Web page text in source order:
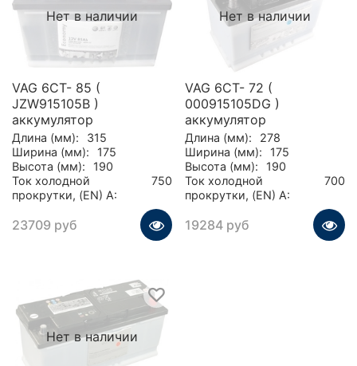
Нет в наличии
VAG 6CT- 85 (
JZW915105B )
аккумулятор
Длина (мм):
315
Ширина (мм):
175
Высота (мм):
190
Ток холодной
прокрутки, (EN) А:
750
23709 руб
Нет в наличии
VAG 6CT- 72 (
000915105DG )
аккумулятор
Длина (мм):
278
Ширина (мм):
175
Высота (мм):
190
Ток холодной
прокрутки, (EN) А:
700
19284 руб
Нет в наличии